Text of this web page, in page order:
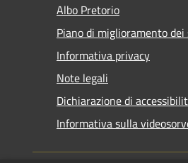
Albo Pretorio
Piano di miglioramento dei
Informativa privacy
Note legali
Dichiarazione di
Informativa sulla